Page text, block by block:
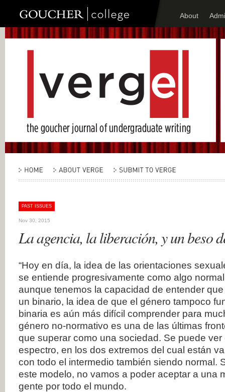
About
PAST ISSUES
Nov 30, 2015
La agencia, la liberación, y un beso
“Hoy en día, la idea de las orientaciones
se entiende progresivamente como algo
aunque tenemos la capacidad de entender
un binario, la idea de que el género tampoco
binaria es aún más difícil comprender para
género no-normativo es una de las últimas
que superar como una sociedad. Se puede
espectro, en los dos extremos del cual están
con todo el intermedio también siendo normal.
este modelo, no vamos a poder aceptar a una
gente por todo el mundo.